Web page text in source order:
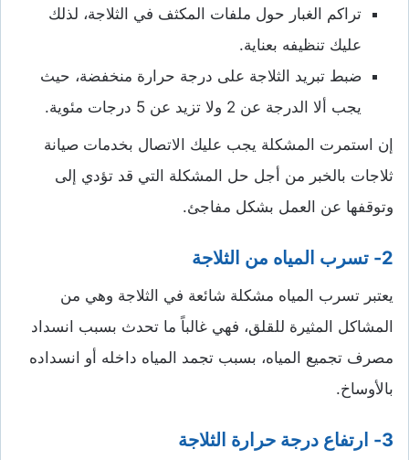
تراكم الغبار حول ملفات المكثف في الثلاجة، لذلك
عليك تنظيفه بعناية.
ضبط تبريد الثلاجة على درجة حرارة منخفضة، حيث
يجب ألا الدرجة عن 2 ولا تزيد عن 5 درجات مئوية.
إن استمرت المشكلة يجب عليك الاتصال بخدمات صيانة
ثلاجات بالخبر من أجل حل المشكلة التي قد تؤدي إلى
وتوقفها عن العمل بشكل مفاجئ.
2- تسرب المياه من الثلاجة
يعتبر تسرب المياه مشكلة شائعة في الثلاجة وهي من
المشاكل المثيرة للقلق، فهي غالباً ما تحدث بسبب انسداد
مصرف تجميع المياه، بسبب تجمد المياه داخله أو انسداده
بالأوساخ.
3- ارتفاع درجة حرارة الثلاجة